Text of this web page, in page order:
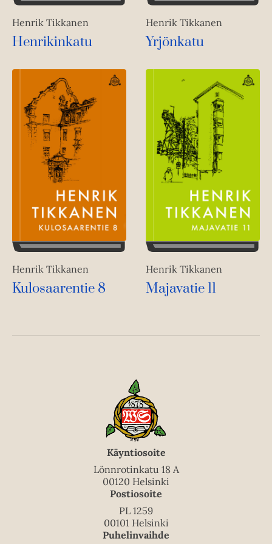
Henrik Tikkanen
Henrikinkatu
Henrik Tikkanen
Yrjönkatu
Henrik Tikkanen
Kulosaarentie 8
Henrik Tikkanen
Majavatie 11
Käyntiosoite
Lönnrotinkatu 18 A
00120 Helsinki
Postiosoite
PL 1259
00101 Helsinki
Puhelinvaihde